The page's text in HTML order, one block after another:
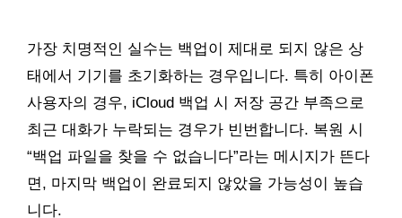
가장 치명적인 실수는 백업이 제대로 되지 않은 상
태에서 기기를 초기화하는 경우입니다. 특히 아이폰
사용자의 경우, iCloud 백업 시 저장 공간 부족으로
최근 대화가 누락되는 경우가 빈번합니다. 복원 시
“백업 파일을 찾을 수 없습니다”라는 메시지가 뜬다
면, 마지막 백업이 완료되지 않았을 가능성이 높습
니다.